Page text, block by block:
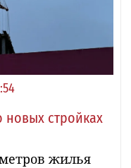
новых стройках
жилья